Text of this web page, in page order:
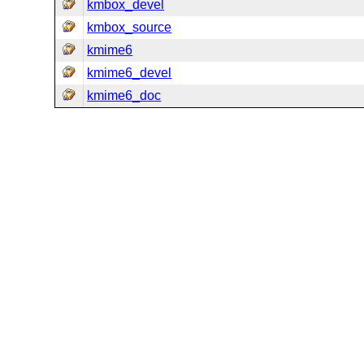
kmbox_devel
kmbox_source
kmime6
kmime6_devel
kmime6_doc